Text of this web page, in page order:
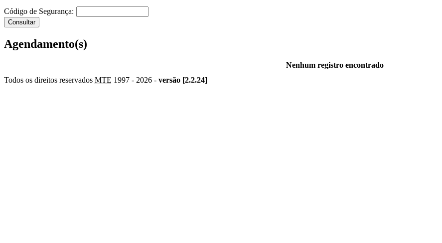
Código de Segurança:
Agendamento(s)
Nenhum registro encontrado
Todos os direitos reservados MTE 1997 - 2026 - versão [2.2.24]